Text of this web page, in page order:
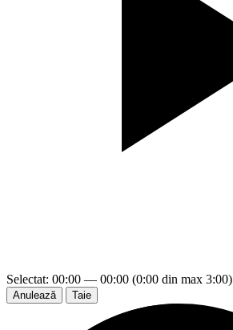
Selectat: 00:00 — 00:00 (0:00 din max 3:00)
Anulează Taie